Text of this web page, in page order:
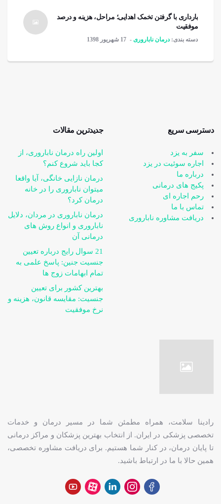
بارداری با گرفتن تخمک اهدایی؛ مراحل، هزینه و درصد
موفقیت
دسته بندی: درمان ناباروری 17 شهریور 1398
دسترسی سریع
سفر به یزد
اجاره سوئیت در یزد
درباره ما
پکیج های درمانی
رحم اجاره ای
تماس با ما
دریافت مشاوره ناباروری
جدیدترین مقالات
اولین راه درمان ناباروری، از
کجا باید شروع کنم؟
درمان نازایی خانگی، آیا واقعا
می‎توان ناباروری را در خانه
درمان کرد؟
درمان ناباروری در مردان، دلایل
ناباروری و انواع روش های
درمانی آن
21 سوال رایج درباره تعیین
جنسیت جنین: پاسخ علمی به
تمام ابهامات زوج ها
بهترین کشور برای تعیین
جنسیت: مقایسه قانون، هزینه و
نرخ موفقیت
رادینا سلامت، همراه مطمئن شما در مسیر درمان و خدمات
تخصصی پزشکی در ایران. از انتخاب بهترین پزشکان و مراکز درمانی
تا پایان درمان، در کنار شما هستیم. برای دریافت مشاوره تخصصی،
همین حالا با ما در ارتباط باشید.